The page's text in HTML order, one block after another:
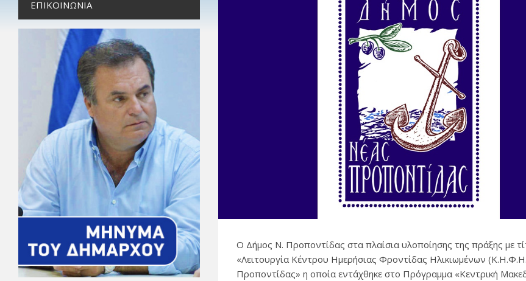
Ο Δήμος Ν. Προποντίδας στα πλαίσια υλοποίησης της πράξης με
«Λειτουργία Κέντρου Ημερήσιας Φροντίδας Ηλικιωμένων
Προποντίδας» η οποία εντάχθηκε στο Πρόγραμμα «Κεντρική
ΕΠΙΚΟΙΝΩΝΊΑ